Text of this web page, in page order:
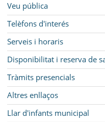
Veu pública
Telèfons d'interés
Serveis i horaris
Disponibilitat i reserva de
Tràmits presencials
Altres enllaços
Llar d'infants municipal